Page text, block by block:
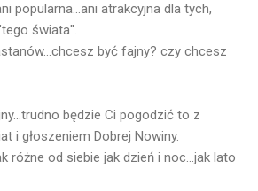
popularna...ani atrakcyjna dla tych,
świata".
być fajny? czy chcesz
będzie Ci pogodzić to z
i głoszeniem Dobrej Nowiny.
różne od siebie jak dzień i noc...jak lato